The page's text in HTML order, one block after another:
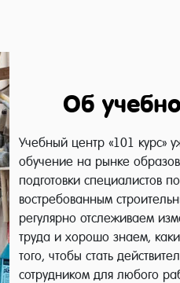
Об
Учебный центр «101 курс»
обучение на рынке
подготовки специалистов
востребованным
регулярно отслеживаем
труда и хорошо знаем,
того, чтобы стать
сотрудником для любого